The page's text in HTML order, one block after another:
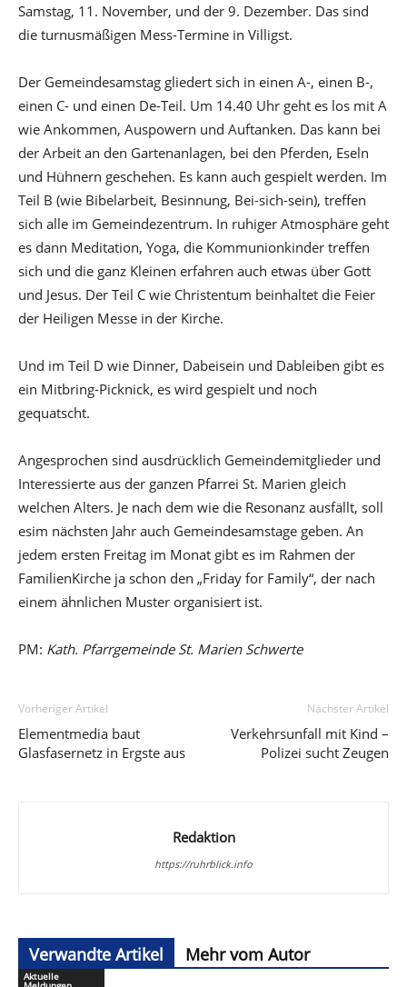
Samstag, 11. November, und der 9. Dezember. Das sind
die turnusmäßigen Mess-Termine in Villigst.
Der Gemeindesamstag gliedert sich in einen A-, einen B-,
einen C- und einen De-Teil. Um 14.40 Uhr geht es los mit A
wie Ankommen, Auspowern und Auftanken. Das kann bei
der Arbeit an den Gartenanlagen, bei den Pferden, Eseln
und Hühnern geschehen. Es kann auch gespielt werden. Im
Teil B (wie Bibelarbeit, Besinnung, Bei-sich-sein), treffen
sich alle im Gemeindezentrum. In ruhiger Atmosphäre geht
es dann Meditation, Yoga, die Kommunionkinder treffen
sich und die ganz Kleinen erfahren auch etwas über Gott
und Jesus. Der Teil C wie Christentum beinhaltet die Feier
der Heiligen Messe in der Kirche.
Und im Teil D wie Dinner, Dabeisein und Dableiben gibt es
ein Mitbring-Picknick, es wird gespielt und noch
gequatscht.
Angesprochen sind ausdrücklich Gemeindemitglieder und
Interessierte aus der ganzen Pfarrei St. Marien gleich
welchen Alters. Je nach dem wie die Resonanz ausfällt, soll
esim nächsten Jahr auch Gemeindesamstage geben. An
jedem ersten Freitag im Monat gibt es im Rahmen der
FamilienKirche ja schon den „Friday for Family“, der nach
einem ähnlichen Muster organisiert ist.
PM: Kath. Pfarrgemeinde St. Marien Schwerte
Vorheriger Artikel
Elementmedia baut
Glasfasernetz in Ergste aus
Nächster Artikel
Verkehrsunfall mit Kind –
Polizei sucht Zeugen
Redaktion
https://ruhrblick.info
Verwandte Artikel Mehr vom Autor
Aktuelle